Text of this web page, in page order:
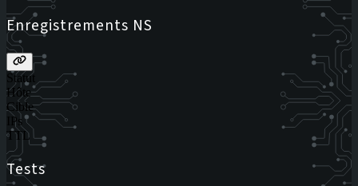
Enregistrements NS
Statut
Hôte
Cible
IPs
TTL
Tests